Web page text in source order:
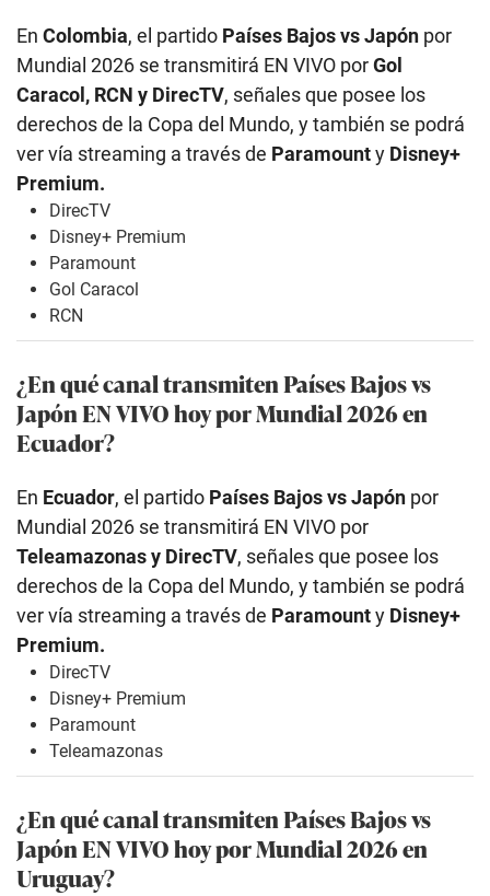
En Colombia, el partido Países Bajos vs Japón por
Mundial 2026 se transmitirá EN VIVO porGol
Caracol, RCN y DirecTV, señales que posee los
derechos de la Copa del Mundo, y también se podrá
ver vía streaming a través de Paramounty Disney+
Premium.
DirecTV
Disney+ Premium
Paramount
Gol Caracol
RCN
¿En qué canal transmiten Países Bajos vs
Japón EN VIVO hoy por Mundial 2026 en
Ecuador?
En Ecuador, el partido Países Bajos vs Japón por
Mundial 2026 se transmitirá EN VIVO por
Teleamazonas y DirecTV, señales que posee los
derechos de la Copa del Mundo, y también se podrá
ver vía streaming a través de Paramounty Disney+
Premium.
DirecTV
Disney+ Premium
Paramount
Teleamazonas
¿En qué canal transmiten Países Bajos vs
Japón EN VIVO hoy por Mundial 2026 en
Uruguay?